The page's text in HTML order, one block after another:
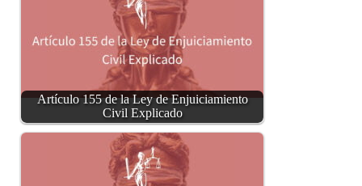
Artículo 155 de la Ley de Enjuiciamiento
Civil Explicado